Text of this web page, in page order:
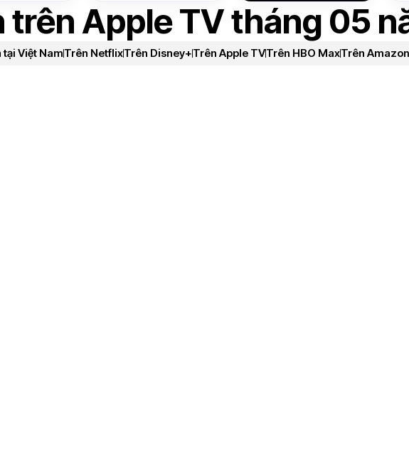
trên Apple TV tháng 05
Việt NamTrên NetflixTrên Disney+Trên Apple TVTrên HBO MaxTrên